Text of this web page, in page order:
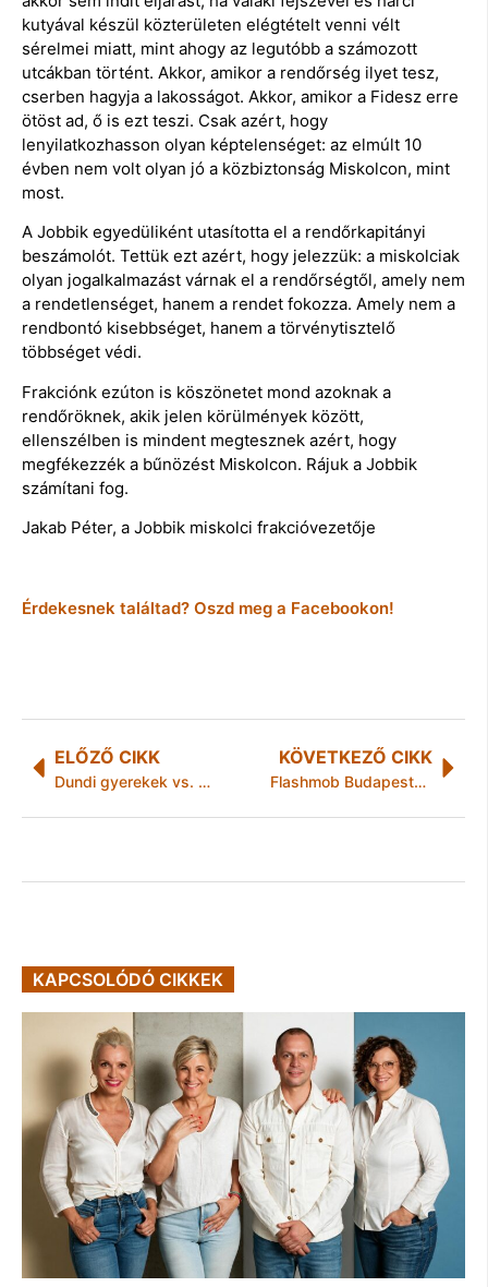
kutyával készül közterületen elégtételt venni vélt
sérelmei miatt, mint ahogy az legutóbb a számozott
utcákban történt. Akkor, amikor a rendőrség ilyet tesz,
cserben hagyja a lakosságot. Akkor, amikor a Fidesz erre
ötöst ad, ő is ezt teszi. Csak azért, hogy
lenyilatkozhasson olyan képtelenséget: az elmúlt 10
évben nem volt olyan jó a közbiztonság Miskolcon, mint
most.
A Jobbik egyedüliként utasította el a rendőrkapitányi
beszámolót. Tettük ezt azért, hogy jelezzük: a miskolciak
olyan jogalkalmazást várnak el a rendőrségtől, amely nem
a rendetlenséget, hanem a rendet fokozza. Amely nem a
rendbontó kisebbséget, hanem a törvénytisztelő
többséget védi.
Frakciónk ezúton is köszönetet mond azoknak a
rendőröknek, akik jelen körülmények között,
ellenszélben is mindent megtesznek azért, hogy
megfékezzék a bűnözést Miskolcon. Rájuk a Jobbik
számítani fog.
Jakab Péter, a Jobbik miskolci frakcióvezetője
Érdekesnek találtad? Oszd meg a Facebookon!
ELŐZŐ CIKK
Dundi gyerekek vs. étvágytalan kicsik
KÖVETKEZŐ CIKK
Flashmob Budapesten a Nyugati téren
KAPCSOLÓDÓ CIKKEK